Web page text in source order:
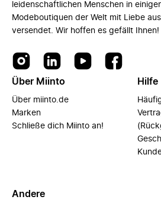
leidenschaftlichen Menschen in
Modeboutiquen der Welt mit Liebe
versendet. Wir hoffen es gefällt Ihnen!
Über Miinto
Über miinto.de
Marken
Schließe dich Miinto an!
Hilfe
Andere